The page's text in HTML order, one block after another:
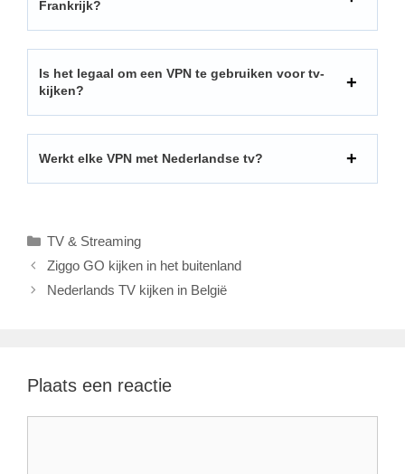
Frankrijk?
Is het legaal om een VPN te gebruiken voor tv-
kijken?
Werkt elke VPN met Nederlandse tv?
Categorieën
TV & Streaming
Ziggo GO kijken in het buitenland
Nederlands TV kijken in België
Plaats een reactie